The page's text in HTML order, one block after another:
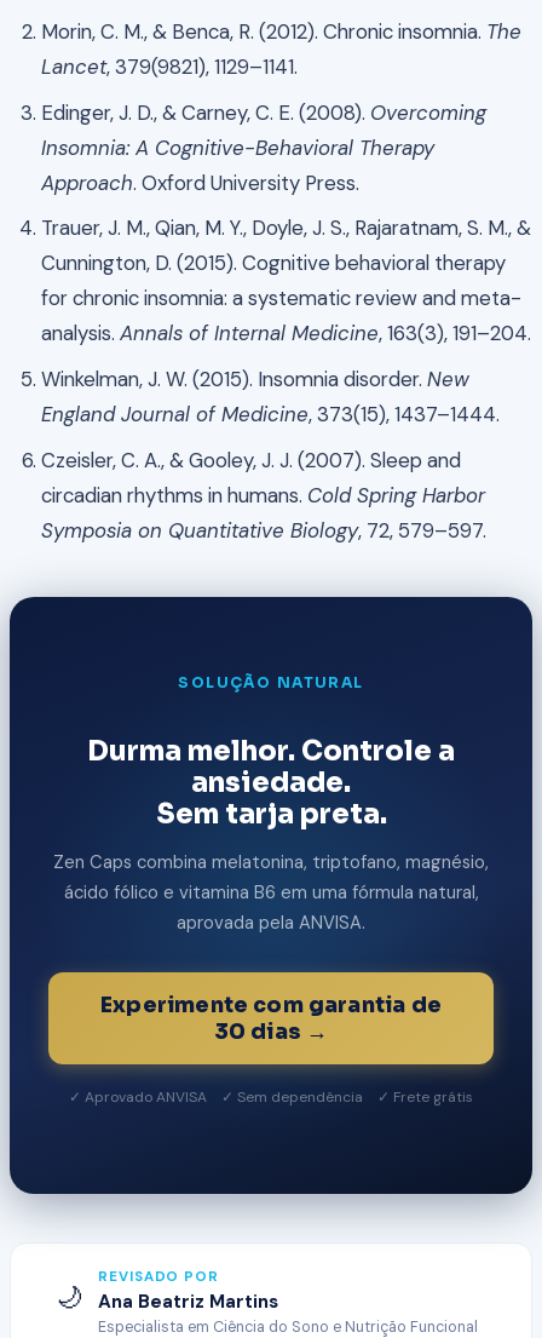
Morin, C. M., & Benca, R. (2012). Chronic insomnia. The
Lancet, 379(9821), 1129–1141.
Edinger, J. D., & Carney, C. E. (2008). Overcoming
Insomnia: A Cognitive-Behavioral Therapy
Approach. Oxford University Press.
Trauer, J. M., Qian, M. Y., Doyle, J. S., Rajaratnam, S. M., &
Cunnington, D. (2015). Cognitive behavioral therapy
for chronic insomnia: a systematic review and meta-
analysis. Annals of Internal Medicine, 163(3), 191–204.
Winkelman, J. W. (2015). Insomnia disorder. New
England Journal of Medicine, 373(15), 1437–1444.
Czeisler, C. A., & Gooley, J. J. (2007). Sleep and
circadian rhythms in humans. Cold Spring Harbor
Symposia on Quantitative Biology, 72, 579–597.
SOLUÇÃO NATURAL
Durma melhor. Controle a
ansiedade.
Sem tarja preta.
Zen Caps combina melatonina, triptofano, magnésio,
ácido fólico e vitamina B6 em uma fórmula natural,
aprovada pela ANVISA.
Experimente com garantia de
30 dias →
✓ Aprovado ANVISA ✓ Sem dependência ✓ Frete grátis
🌙
REVISADO POR
Ana Beatriz Martins
Especialista em Ciência do Sono e Nutrição Funcional